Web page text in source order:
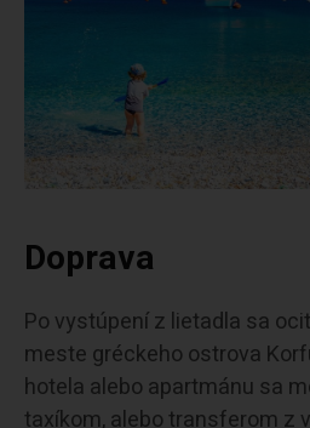
Doprava
Po vystúpení z lietadla sa
meste gréckeho ostrova
hotela alebo apartmánu sa
taxíkom, alebo transferom z